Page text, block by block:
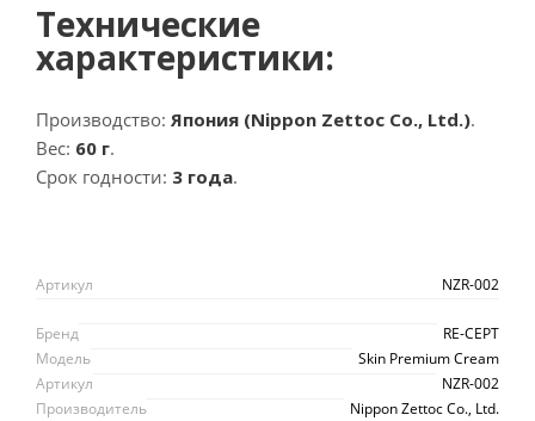
Технические
характеристики:
Производство: Япония (Nippon Zettoc Co., Ltd.).
Вес: 60 г.
Срок годности: 3 года.
Артикул NZR-002
Бренд
RE-CEPT
Модель
Skin Premium Cream
Артикул
NZR-002
Производитель
Nippon Zettoc Co., Ltd.